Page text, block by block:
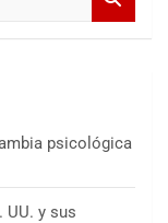
psicológica
UU. y sus